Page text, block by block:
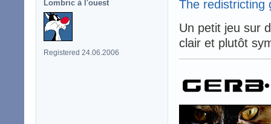
Lombric à l'ouest
Registered 24.06.2006
The redistricting
Un petit jeu sur
clair et plutôt